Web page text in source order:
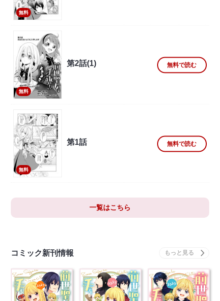
無料
無料
第2話(1) 無料で読む
無料
第1話 無料で読む
一覧はこちら
コミック新刊情報